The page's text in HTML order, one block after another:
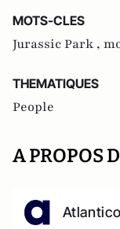
MOTS-CLES
Jurassic Park ,
THEMATIQUES
People
A PROPOS